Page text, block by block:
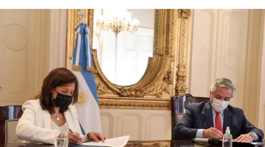
Boletín Oficial
Compras y licitaciones
Consulta de expedientes
Consulta de pago a proveedores
Convocatorias
Intranet
Login